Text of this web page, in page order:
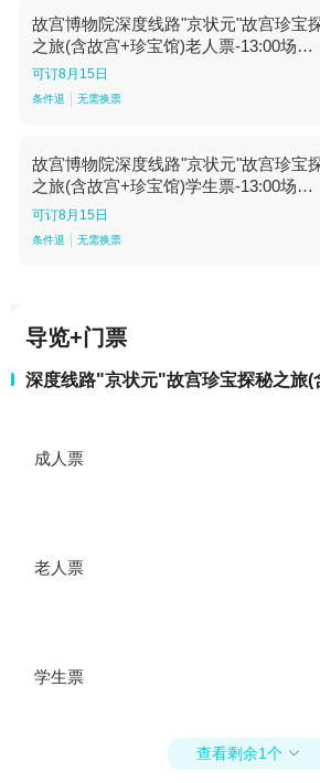
故宫博物院深度线路"京状元"故宫珍宝
之旅(含故宫+珍宝馆)老人票-13:00场
【13:00场】
可订8月15日
条件退 无需换票
故宫博物院深度线路"京状元"故宫珍宝
之旅(含故宫+珍宝馆)学生票-13:00场
【13:00场】
可订8月15日
条件退 无需换票
导览+门票
深度线路"京状元"故宫珍宝探秘之旅(
成人票
老人票
学生票
查看剩余1个 